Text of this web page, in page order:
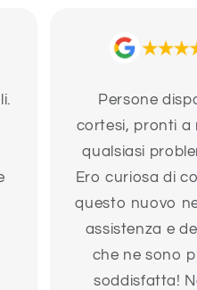
Persone
cortesi, pronti a
qualsiasi
Ero curiosa di
questo nuovo
assistenza e
che ne sono
soddisfatta!